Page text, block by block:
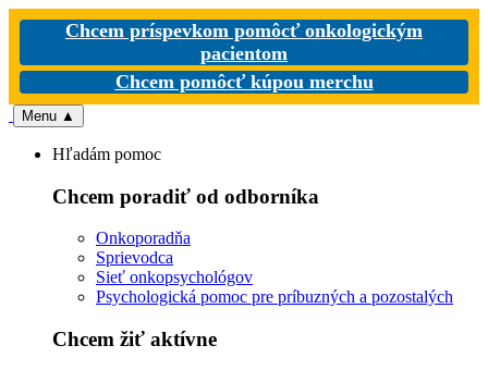
Chcem príspevkom pomôcť onkologickým
pacientom
Chcem pomôcť kúpou merchu
Menu ▲
Hľadám pomoc
Chcem poradiť od odborníka
Onkoporadňa
Sprievodca
Sieť onkopsychológov
Psychologická pomoc pre príbuzných a pozostalých
Chcem žiť aktívne